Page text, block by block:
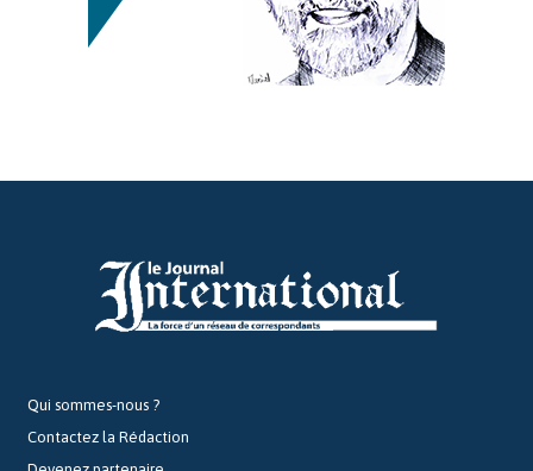
Qui sommes-nous ?
Contactez la Rédaction